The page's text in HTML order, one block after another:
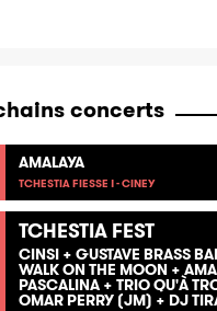
concerts
AMALAYA
TCHESTIA FIESSE ! - CINEY
TCHESTIA FEST
CINSI + GUSTAVE BRASS
WALK ON THE MOON +
PASCALINA + TRIO QU'À
OMAR PERRY (JM) + DJ